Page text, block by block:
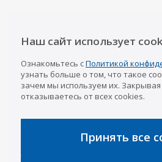
Наши
Казань
8 (843) 207-03-08
Уфа
8 (347) 258-84-87
8 (8552) 92-33-79
Чебоксары
8 (8352) 38-88-37
Наш сайт использует
Ознакомьтесь сПолитикой
узнать больше о том, что такое
зачем мы используем их.
отказываетесь от всех cookies.
Принять все